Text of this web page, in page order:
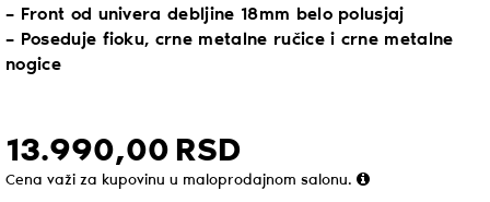
– Front od univera debljine 18mm belo polusjaj
– Poseduje fioku, crne metalne ručice i crne metalne
nogice
13.990,00 RSD
Cena važi za kupovinu u maloprodajnom salonu.